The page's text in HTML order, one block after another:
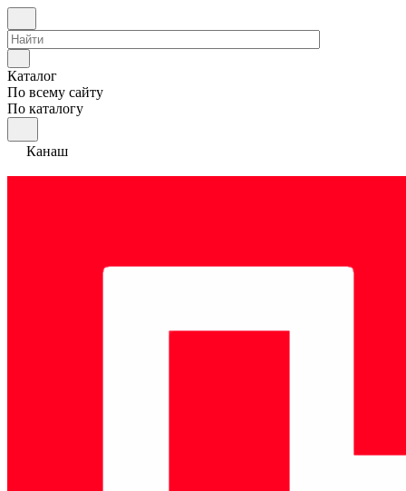
Каталог
По всему сайту
По каталогу
Канаш